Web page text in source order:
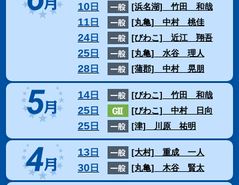
10日 [浜名湖] 竹田 和哉
11日 [丸亀] 中村 桃佳
24日 [びわこ] 近江 翔吾
25日 [丸亀] 水谷 理人
28日 [蒲郡] 中村 晃朋
14日 [びわこ] 竹田 和哉
25日 [びわこ] 中村 日向
25日 [津] 川原 祐明
13日 [大村] 重成 一人
30日 [丸亀] 木谷 賢太